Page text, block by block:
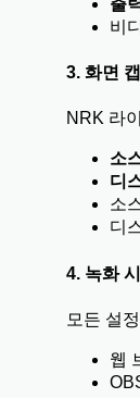
비
3. 화면
NRK 라
소
디
소
디
4. 녹화
모든 설
웹